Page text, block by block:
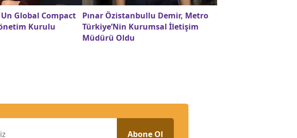
Global Compact
Kurulu
Pınar Özistanbullu Demir, Metro
Türkiye’Nin Kurumsal İletişim
Müdürü Oldu
Abone Ol